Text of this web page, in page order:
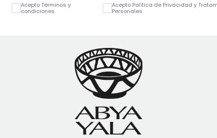
Acepto Términos y
condiciones
Acepto Política de Privacidad y
Personales